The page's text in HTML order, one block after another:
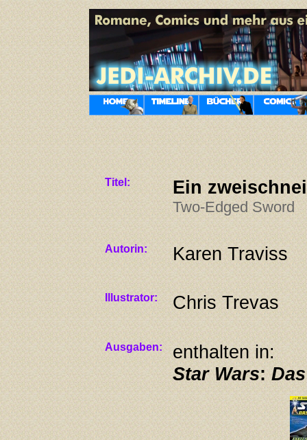
Titel: Ein
Two-Edged Sword
Autorin: Karen Traviss
Illustrator: Chris Trevas
Ausgaben:
enthalten in:
Star Wars: